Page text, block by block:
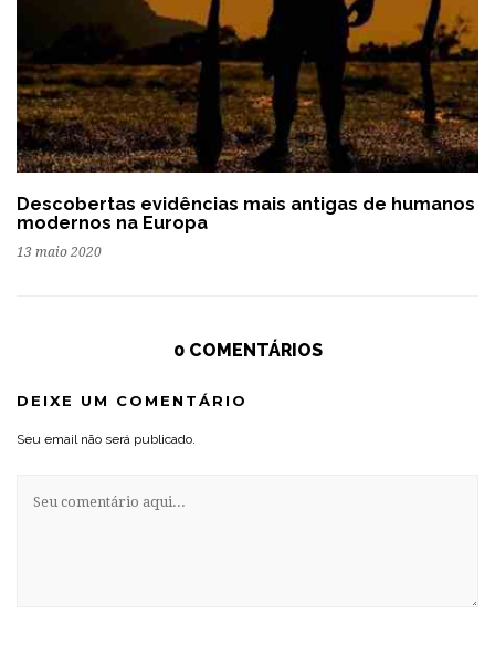
Descobertas evidências mais antigas de humanos
modernos na Europa
13 maio 2020
0 COMENTÁRIOS
DEIXE UM COMENTÁRIO
Seu email não será publicado.